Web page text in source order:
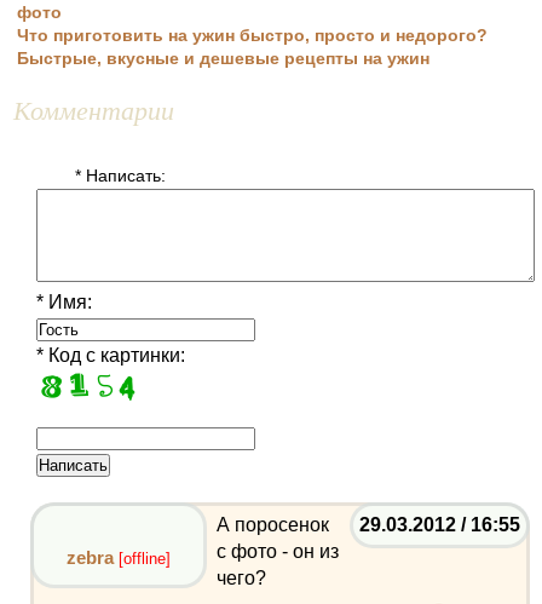
фото
Что приготовить на ужин быстро, просто и недорого?
Быстрые, вкусные и дешевые рецепты на ужин
Комментарии
* Написать:
* Имя:
* Код с картинки:
29.03.2012 / 16:55
zebra [offline]
А поросенок
с фото - он из
чего?